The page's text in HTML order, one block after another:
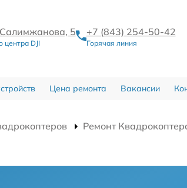
5
центра DJI
+7 (843) 254-50-42
Горячая линия
Цена ремонта Вакансии
Ремонт